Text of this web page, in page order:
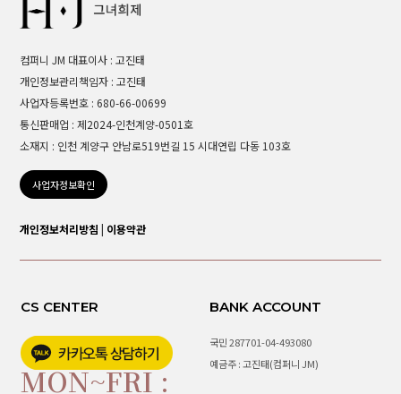
컴퍼니 JM 대표이사 : 고진태
개인정보관리책임자 : 고진태
사업자등록번호 : 680-66-00699
통신판매업 : 제2024-인천계양-0501호
소재지 : 인천 계양구 안남로519번길 15 시대연립 다동 103호
사업자정보확인
개인정보처리방침 | 이용약관
CS CENTER
MON~FRI :
BANK ACCOUNT
국민 287701-04-493080
예금주 : 고진태(컴퍼니 JM)